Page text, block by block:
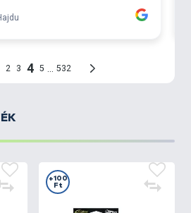
+100
Ft